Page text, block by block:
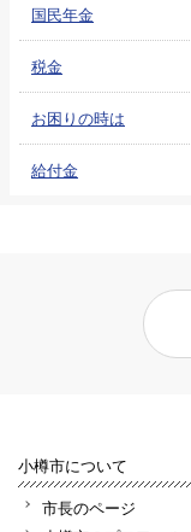
国民年金
税金
お困りの時は
給付金
小樽市について
市長のページ